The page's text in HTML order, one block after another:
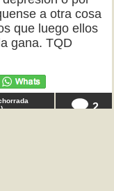
a otra cosa
que luego ellos
gana. TQD
) 2